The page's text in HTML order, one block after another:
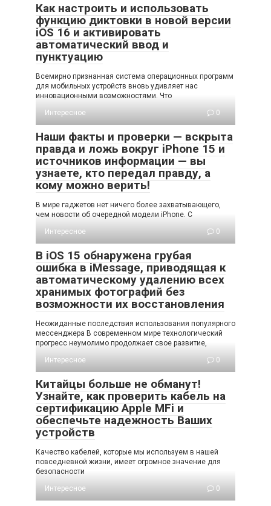
Как настроить и использовать
функцию диктовки в новой версии
iOS 16 и активировать
автоматический ввод и
пунктуацию
Всемирно признанная система операционных программ
для мобильных устройств вновь удивляет нас
инновационными возможностями. Что
Интересное
0
Наши факты и проверки — вскрыта
правда и ложь вокруг iPhone 15 и
источников информации — вы
узнаете, кто передал правду, а
кому можно верить!
В мире гаджетов нет ничего более захватывающего,
чем новости об очередной модели iPhone. С
Интересное
0
В iOS 15 обнаружена грубая
ошибка в iMessage, приводящая к
автоматическому удалению всех
хранимых фотографий без
возможности их восстановления
Неожиданные последствия использования популярного
мессенджера В современном мире технологический
прогресс неумолимо продолжает свое развитие,
Интересное
0
Китайцы больше не обманут!
Узнайте, как проверить кабель на
сертификацию Apple MFi и
обеспечьте надежность Ваших
устройств
Качество кабелей, которые мы используем в нашей
повседневной жизни, имеет огромное значение для
безопасности
Интересное
0